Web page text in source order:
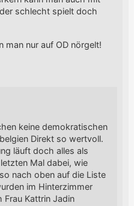
schlecht spielt doch
man nur auf OD nörgelt!
keine demokratischen
Direkt so wertvoll.
läuft doch alles als
Mal dabei, wie
nach oben auf die Liste
im Hinterzimmer
Kattrin Jadin